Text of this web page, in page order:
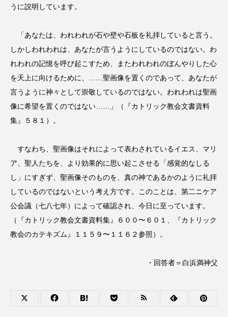
うに説明しています。
「あなたは、われわれが石や壁や石板を礼拝していると言う。
しかしわれわれは、あなたが言うようにしているのではない。わ
れわれの記憶を呼び起こすため、またわれわれのぼんやりした心
を天上に向けるために、……聖画像を置くのであって、あなたが
言うように神々として崇敬しているのではない。われわれは聖画
像に希望を置くのではない……」（『カトリック教会文書資料
集』５８１）。
すなわち、聖画像はそれによって表わされているイエス、マリ
ア、聖人たちを、より効果的に思い起こさせる「感覚的なしる
し」にすぎず、聖画像そのものを、真の神であるかのように礼拝
しているのではないという考え方です。このことは、第二ニケア
公会議（七八七年）によって確認され、今日に至っています。
（『カトリック教会文書資料集』６００〜６０１、『カトリック
教会のカテキズム』１１５９〜１１６２参照）。
・回答者＝白浜満神父